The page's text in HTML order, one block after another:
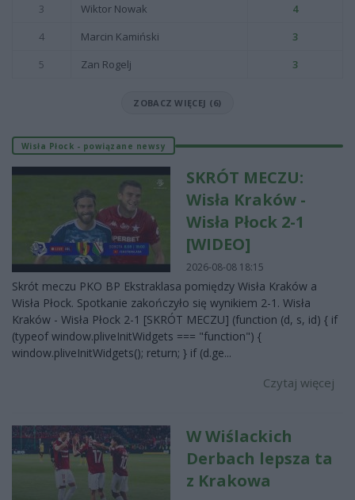
3
Wiktor Nowak
4
4
Marcin Kamiński
3
5
Zan Rogelj 3
ZOBACZ WIĘCEJ (6)
Wisła Płock - powiązane newsy
SKRÓT MECZU:
Wisła Kraków -
Wisła Płock 2-1
[WIDEO]
2026-08-08 18:15
Skrót meczu PKO BP Ekstraklasa pomiędzy Wisła Kraków a
Wisła Płock. Spotkanie zakończyło się wynikiem 2-1. Wisła
Kraków - Wisła Płock 2-1 [SKRÓT MECZU] (function (d, s, id) { if
(typeof window.pliveInitWidgets === "function") {
window.pliveInitWidgets(); return; } if (d.ge...
Czytaj więcej
W Wiślackich
Derbach lepsza ta
z Krakowa